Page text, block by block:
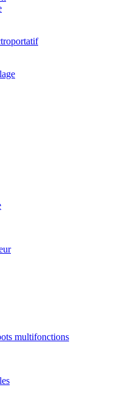
multifonctions